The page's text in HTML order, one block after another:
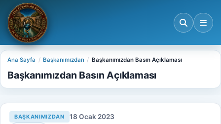
Ana Sayfa Başkanımızdan Başkanımızdan Basın Açıklaması
Başkanımızdan Basın Açıklaması
BAŞKANIMIZDAN 18 Ocak 2023